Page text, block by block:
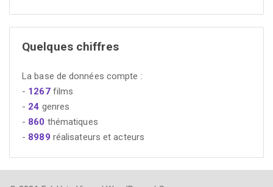
Quelques chiffres
La base de données compte :
- 1267films
- 24 genres
- 860 thématiques
- 8989 réalisateurs et acteurs